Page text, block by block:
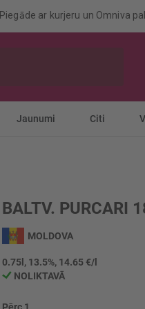
Piegāde ar kurjeru un Omniva
Jaunumi Citi
BALTV. PURCARI
MOLDOVA
0.75l, 13.5%, 14.65 €/l
NOLIKTAVĀ